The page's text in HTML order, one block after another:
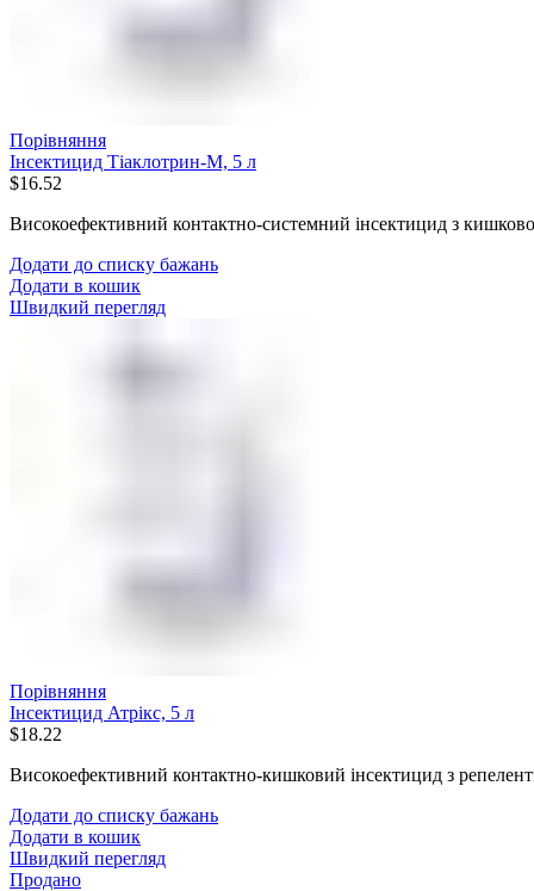
Порівняння
Інсектицид Тіаклотрин-М, 5 л
$16.52
Високоефективний контактно-системний інсектицид з
Додати до списку бажань
Додати в кошик
Швидкий перегляд
Порівняння
Інсектицид Атрікс, 5 л
$18.22
Високоефективний контактно-кишковий інсектицид з
Додати до списку бажань
Додати в кошик
Швидкий перегляд
Продано